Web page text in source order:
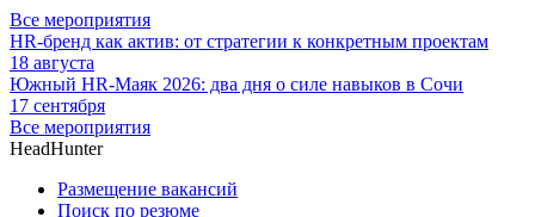
Все мероприятия
HR-бренд как актив: от стратегии к конкретным проектам
18 августа
Южный HR-Маяк 2026: два дня о силе навыков в Сочи
17 сентября
Все мероприятия
HeadHunter
Размещение вакансий
Поиск по резюме